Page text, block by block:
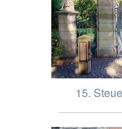
15.